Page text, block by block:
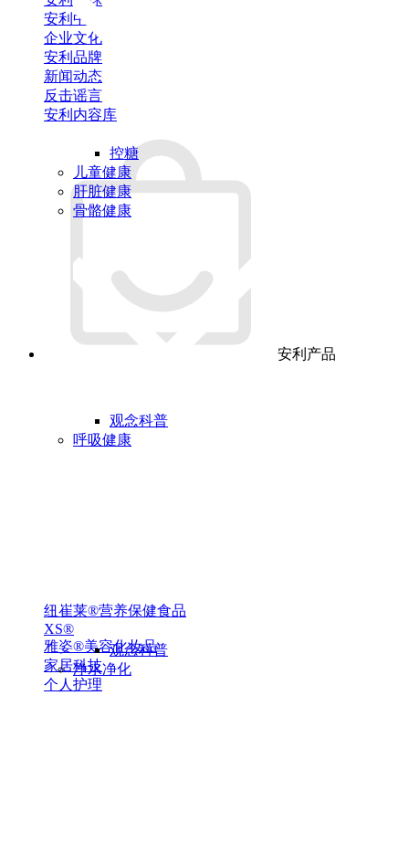
安利中国
企业文化
安利品牌
新闻动态
反击谣言
安利内容库
安利产品
纽崔莱®营养保健食品
XS®
雅姿®美容化妆品
家居科技
个人护理
控糖
儿童健康
肝脏健康
骨骼健康
观念科普
呼吸健康
观念科普
净水净化